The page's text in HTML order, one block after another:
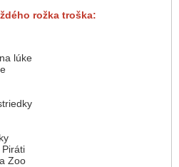
rožka troška:
lúke
Zoo